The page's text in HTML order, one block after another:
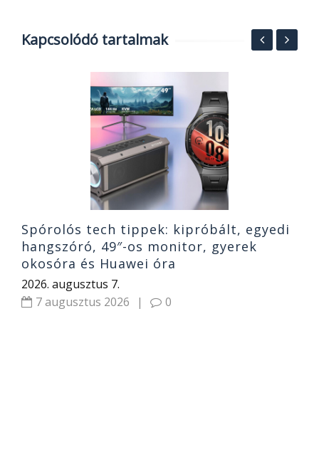
Kapcsolódó tartalmak
Spórolós tech tippek: kipróbált, egyedi
hangszóró, 49″-os monitor, gyerek
okosóra és Huawei óra
2026. augusztus 7.
7 augusztus 2026
| 0